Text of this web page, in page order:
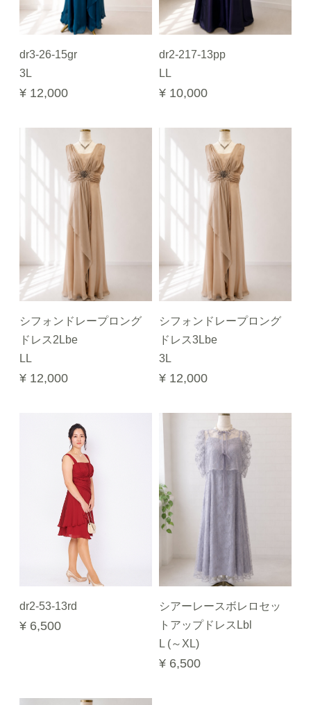
dr3-26-15gr
3L
¥ 12,000
dr2-217-13pp
LL
¥ 10,000
シフォンドレープロング
ドレス2Lbe
LL
¥ 12,000
シフォンドレープロング
ドレス3Lbe
3L
¥ 12,000
dr2-53-13rd
¥ 6,500
シアーレースボレロセッ
トアップドレスLbl
L (～XL)
¥ 6,500